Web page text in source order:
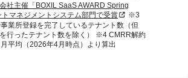
社主催「BOXIL SaaS AWARD Spring
マネジメントシステム部門で受賞新規タブまたはウィ
※3
業所登録を完了しているテナント数（但
行ったテナント数を除く） ※4 CMRR解約
平均（2026年4月時点）より算出